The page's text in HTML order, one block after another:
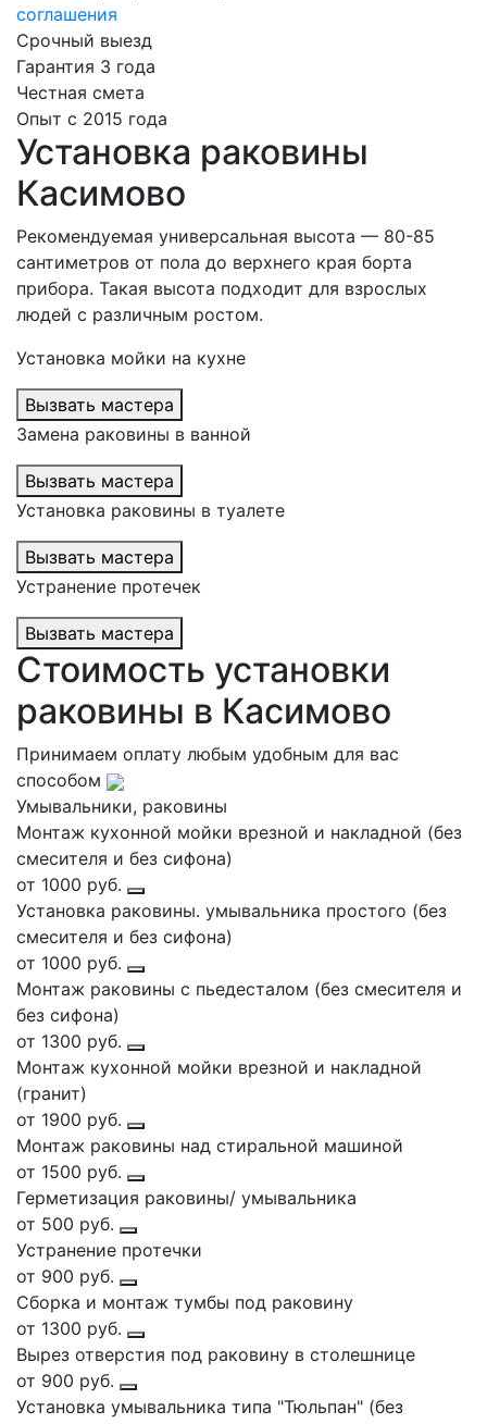
соглашения
Срочный выезд
Гарантия 3 года
Честная смета
Опыт с 2015 года
Установка раковины
Касимово
Рекомендуемая универсальная высота — 80-85
сантиметров от пола до верхнего края борта
прибора. Такая высота подходит для взрослых
людей с различным ростом.
Установка мойки на кухне
Вызвать мастера
Замена раковины в ванной
Вызвать мастера
Установка раковины в туалете
Вызвать мастера
Устранение протечек
Вызвать мастера
Стоимость установки
раковины в Касимово
Принимаем оплату любым удобным для вас
способом
Умывальники, раковины
Монтаж кухонной мойки врезной и накладной (без
смесителя и без сифона)
от 1000 руб.
Установка раковины. умывальника простого (без
смесителя и без сифона)
от 1000 руб.
Монтаж раковины с пьедесталом (без смесителя и
без сифона)
от 1300 руб.
Монтаж кухонной мойки врезной и накладной
(гранит)
от 1900 руб.
Монтаж раковины над стиральной машиной
от 1500 руб.
Герметизация раковины/ умывальника
от 500 руб.
Устранение протечки
от 900 руб.
Сборка и монтаж тумбы под раковину
от 1300 руб.
Вырез отверстия под раковину в столешнице
от 900 руб.
Установка умывальника типа "Тюльпан" (без